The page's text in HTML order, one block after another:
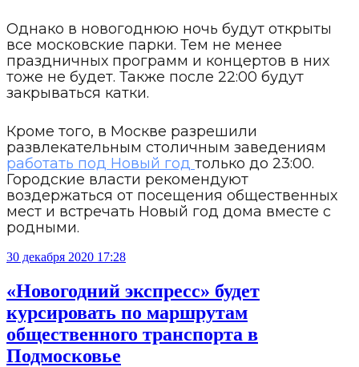
Однако в новогоднюю ночь будут открыты
все московские парки. Тем не менее
праздничных программ и концертов в них
тоже не будет. Также после 22:00 будут
закрываться катки.
Кроме того, в Москве разрешили
развлекательным столичным заведениям
работать под Новый год только до 23:00.
Городские власти рекомендуют
воздержаться от посещения общественных
мест и встречать Новый год дома вместе с
родными.
30 декабря 2020 17:28
«Новогодний экспресс» будет
курсировать по маршрутам
общественного транспорта в
Подмосковье